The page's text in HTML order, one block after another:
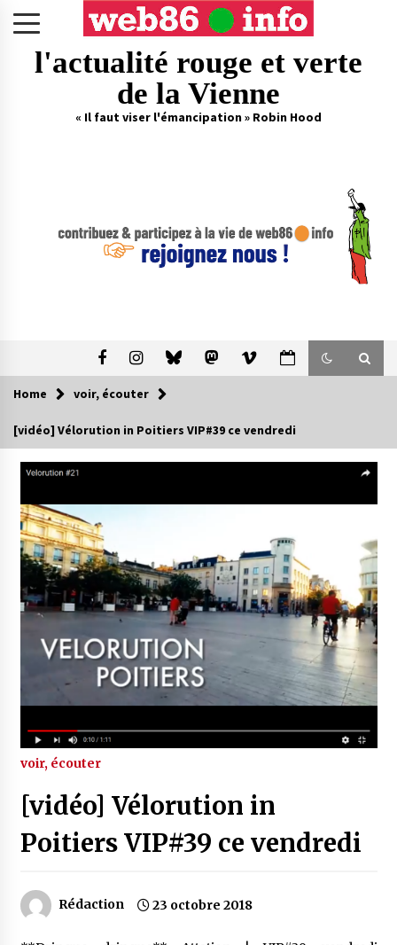
l'actualité rouge et verte
de la Vienne
« Il faut viser l'émancipation » Robin Hood
Home voir, écouter
[vidéo] Vélorution in Poitiers VIP#39 ce vendredi
voir, écouter
[vidéo] Vélorution in
Poitiers VIP#39 ce vendredi
Rédaction 23 octobre 2018